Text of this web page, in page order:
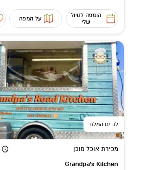
הוספה לטיול
שלי
על המפה
לב ים המלח
מכירת אוכל מוכן
Grandpa's Kitchen